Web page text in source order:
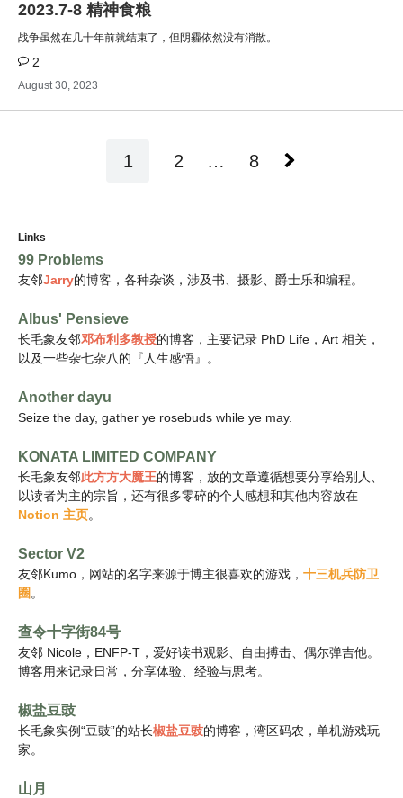
2023.7-8 精神食粮
战争虽然在几十年前就结束了，但阴霾依然没有消散。
2
August 30, 2023
1 2 … 8
Links
99 Problems
友邻Jarry的博客，各种杂谈，涉及书、摄影、爵士乐和编程。
Albus' Pensieve
长毛象友邻邓布利多教授的博客，主要记录 PhD Life，Art 相关，
以及一些杂七杂八的『人生感悟』。
Another dayu
Seize the day, gather ye rosebuds while ye may.
KONATA LIMITED COMPANY
长毛象友邻此方方大魔王的博客，放的文章遵循想要分享给别人、
以读者为主的宗旨，还有很多零碎的个人感想和其他内容放在
Notion 主页。
Sector V2
友邻Kumo，网站的名字来源于博主很喜欢的游戏， 十三机兵防卫
圈 。
查令十字街84号
友邻 Nicole，ENFP-T，爱好读书观影、自由搏击、偶尔弹吉他。
博客用来记录日常，分享体验、经验与思考。
椒盐豆豉
长毛象实例“豆豉”的站长椒盐豆豉的博客，湾区码农，单机游戏玩
家。
山月